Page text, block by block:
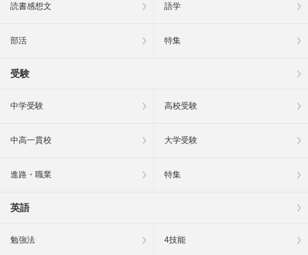
読書感想文 語学
部活 特集
受験
中学受験 高校受験
中高一貫校 大学受験
進路・職業 特集
英語
勉強法 4技能